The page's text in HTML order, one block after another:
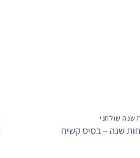
שנה שולחני
שנה – בסיס קשיח